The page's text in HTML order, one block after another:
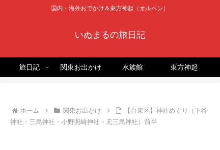
国内・海外おでかけ＆東方神起（オルペン）
いぬまるの旅日記
旅日記 関東お出かけ 水族館 東方神起
ホーム 関東お出かけ
【台東区】神社めぐり（下谷
神社・三島神社・小野照崎神社・元三島神社）前半